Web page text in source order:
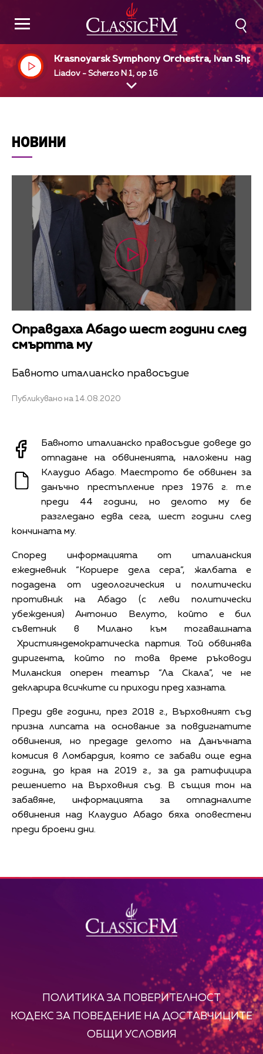
Krasnoyarsk Symphony Orchestra, Ivan
r, dir
Liadov - Scherzo N 1, op 16
НОВИНИ
Оправдаха Абадо шест години след
смъртта му
Бавното италианско правосъдие
Публикувано на 14.08.2020
Бавното италианско правосъдие доведе до
отпадане на обвиненията, наложени над
Клаудио Абадо. Маестрото бе обвинен за
данъчно престъпление през 1976 г. т.е
преди 44 години, но делото му бе
разгледано едва сега, шест години след
кончината му.
Според информацията от италианския
ежедневник “Кориере дела сера”, жалбата е
подадена от идеологическия и политически
противник на Абадо (с леви политически
убеждения) Антонио Велуто, който е бил
съветник в Милано към тогавашната
Християндемократическа партия. Той обвинява
диригента, който по това време ръководи
Миланския оперен театър “Ла Скала”, че не
декларира всичките си приходи пред хазната.
Преди две години, през 2018 г., Върховният съд
призна липсата на основание за повдигнатите
обвинения, но предаде делото на Данъчната
комисия в Ломбардия, която се забави още една
година, до края на 2019 г., за да ратифицира
решението на Върховния съд. В същия тон на
забавяне, информацията за отпадналите
обвинения над Клаудио Абадо бяха оповестени
преди броени дни.
ПОЛИТИКА ЗА ПОВЕРИТЕЛНОСТ
КОДЕКС ЗА ПОВЕДЕНИЕ НА ДОСТАВЧИЦИТЕ
ОБЩИ УСЛОВИЯ